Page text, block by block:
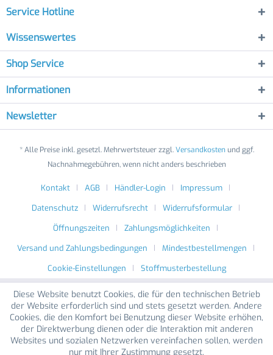
Service Hotline
Wissenswertes
Shop Service
Informationen
Newsletter
* Alle Preise inkl. gesetzl. Mehrwertsteuer zzgl.Versandkostenund ggf.
Nachnahmegebühren, wenn nicht anders beschrieben
Kontakt AGB Händler-Login
Impressum
Datenschutz
Widerrufsrecht
Widerrufsformular
Öffnungszeiten
Zahlungsmöglichkeiten
Versand und Zahlungsbedingungen
Mindestbestellmengen
Cookie-Einstellungen
Stoffmusterbestellung
Diese Website benutzt Cookies, die für den technischen Betrieb
der Website erforderlich sind und stets gesetzt werden. Andere
Cookies, die den Komfort bei Benutzung dieser Website erhöhen,
der Direktwerbung dienen oder die Interaktion mit anderen
Websites und sozialen Netzwerken vereinfachen sollen, werden
nur mit Ihrer Zustimmung gesetzt.